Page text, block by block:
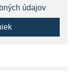
údajov